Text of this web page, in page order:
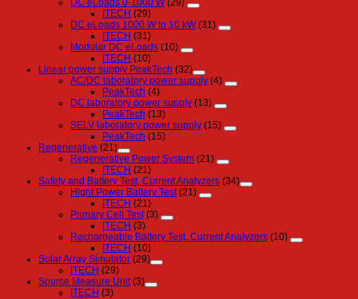
DC eLoads 0-1000 W (29)
ITECH (29)
DC eLoads 1000 W to 10 kW (31)
ITECH (31)
Modular DC eLoads (10)
ITECH (10)
Linear power supply PeakTech (32)
AC/DC laboratory power supply (4)
PeakTech (4)
DC laboratory power supply (13)
PeakTech (13)
SELV laboratory power supply (15)
PeakTech (15)
Regenerative (21)
Regenerative Power System (21)
ITECH (21)
Safety and Battery Test, Current Analyzers (34)
Hight Power Battery Test (21)
ITECH (21)
Primary Cell Test (3)
ITECH (3)
Rechargeable Battery Test, Current Analyzers (10)
ITECH (10)
Solar Array Simulator (29)
ITECH (29)
Source Measure Unit (3)
ITECH (3)